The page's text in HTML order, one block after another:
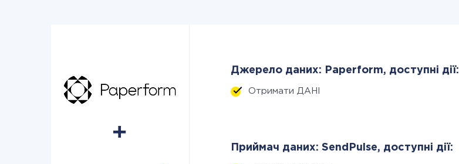
Джерело даних: Paperform, доступні дії:
Отримати ДАНІ
Приймач даних: SendPulse, доступні дії: